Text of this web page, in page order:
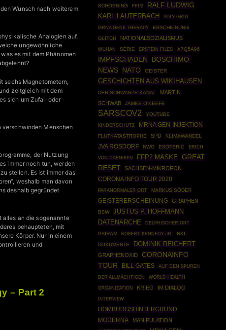
Wunsch nach weiterem
Analogien auf,
ungewöhnliche
es mit dem Phänomen
sechs Magnetometern,
zeitgleich mit dem
sich um Zufall oder
verschwinden Menschen
der Nutzung
immer noch tun, werden
stellen. Es ist immer das
weshalb man davon
deshalb gegründet
alles an die sogenannte
behaupteten, mit
Körper. Nur in einem
und
– Part 2
SCHOENING
FFP2 RALF LUDWIG
KARL LAUTERBACH
POLY GRID
MRNA GENE THERAPY
ERSCHEINUNG
GLITCH
NATIONALSOZIALISMUS
WUHAN SERIE EPSTEIN FILES X7Q5A96
IMPFSCHADEN
BOSCHIMO-
NEWS NATO GEISTER
GESCHICHTEN AUS WIKIHAUSEN
DER SCHWARZE KANAL
MARTIN
SCHWAB
JAMES O'KEEFE
SARSCOV2 YOUTUBE
KINDERSCHUTZ MRNA GEN-INJEKTION
FLUTKATASTROPHE SPD KLIMAWANDEL
JVA ROSDORF NWO ESOTERIC ERICH
VON DAENIKEN FFP2 MASKE
GREAT
RESET
SACHSEN-MIKROFON
CORONA INFO TOUR 2020
PARANORMALER ORT MARKUS SÖDER
GEISTERERSCHEINUNG GRAPHEN
BSW
JUSTUS P. HOFFMANN
DATENARCHE
DELPHISCHER ORT
PSIRAM ROBERT KENNEDY JR.
RKI-
DOKUMENTE
DOMINIK REICHERT
GRAPHENOXID
CORONAINFO
TOUR
BILL GATES AUF DEN SPUREN
DER ALLMÄCHTIGEN
WORLD HEALTH
ORGANIZATION
KRIEG IM DIALOG
INTERVIEW
HOMBURGSHINTERGRUND
MODERNA
MANIPULATION